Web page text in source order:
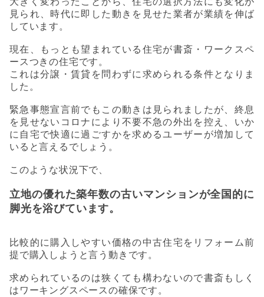
見られ、時代に即した動きを見せた業者が業績を伸ば
しています。
現在、もっとも望まれている住宅が書斎・ワークスペ
ースつきの住宅です。
これは分譲・賃貸を問わずに求められる条件となりま
した。
緊急事態宣言前でもこの動きは見られましたが、終息
を見せないコロナにより不要不急の外出を控え、いか
に自宅で快適に過ごすかを求めるユーザーが増加して
いると言えるでしょう。
このような状況下で、
立地の優れた築年数の古いマンションが全国的に
脚光を浴びています。
比較的に購入しやすい価格の中古住宅をリフォーム前
提で購入しようと言う動きです。
求められているのは狭くても構わないので書斎もしく
はワーキングスペースの確保です。